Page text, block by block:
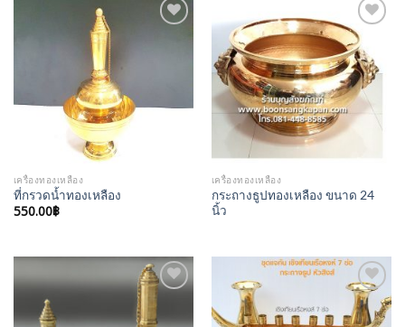
เครื่องทองเหลือง
ที่กรวดน้ำทองเหลือง
550.00฿
Add to
Wishlist
เครื่องทองเหลือง
กระถางธูปทองเหลือง ขนาด 24
นิ้ว
Add to
Add to
Wishlist